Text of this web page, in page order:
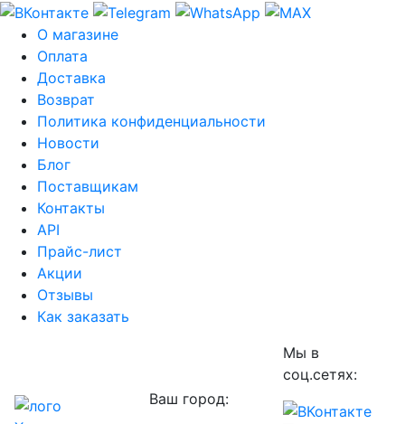
О магазине
Оплата
Доставка
Возврат
Политика конфиденциальности
Новости
Блог
Поставщикам
Контакты
API
Прайс-лист
Акции
Отзывы
Как заказать
Ваш город:
Мы в
соц.сетях: